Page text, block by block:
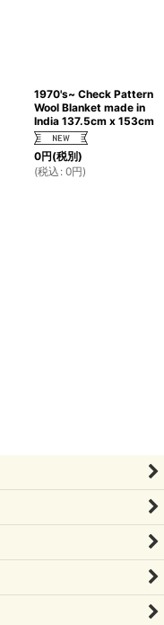
1970's~ Check Pattern
Wool Blanket made in
India 137.5cm x 153cm
0円(税別)
(税込 : 0円)